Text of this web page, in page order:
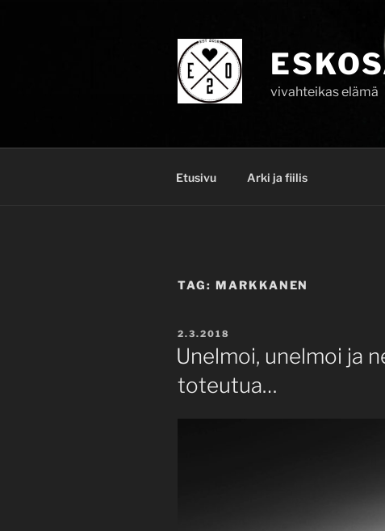
vivahteikas elämä
Etusivu Arki ja fiilis
TAG: MARKKANEN
POSTED
ON
2.3.2018
Unelmoi, unelmoi ja
toteutua…